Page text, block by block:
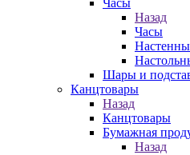
Часы
Назад
Часы
Шары и
Канцтовары
Назад
Канцтовары
Бумажная
Назад